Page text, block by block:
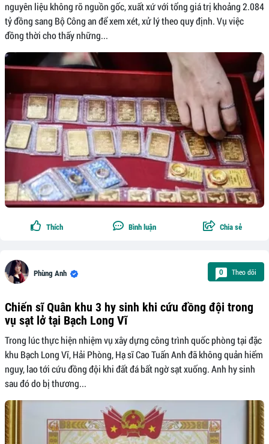
nguyên liệu không rõ nguồn gốc, xuất xứ với tổng giá trị khoảng 2.084
tỷ đồng sang Bộ Công an để xem xét, xử lý theo quy định. Vụ việc
đồng thời cho thấy những...
Thích Bình luận Chia sẻ
Phùng Anh 0 Theo dõi
Chiến sĩ Quân khu 3 hy sinh khi cứu đồng đội trong
vụ sạt lở tại Bạch Long Vĩ
Trong lúc thực hiện nhiệm vụ xây dựng công trình quốc phòng tại đặc
khu Bạch Long Vĩ, Hải Phòng, Hạ sĩ Cao Tuấn Anh đã không quản hiểm
nguy, lao tới cứu đồng đội khi đất đá bất ngờ sạt xuống. Anh hy sinh
sau đó do bị thương...